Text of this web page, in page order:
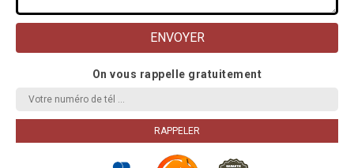
On vous rappelle gratuitement